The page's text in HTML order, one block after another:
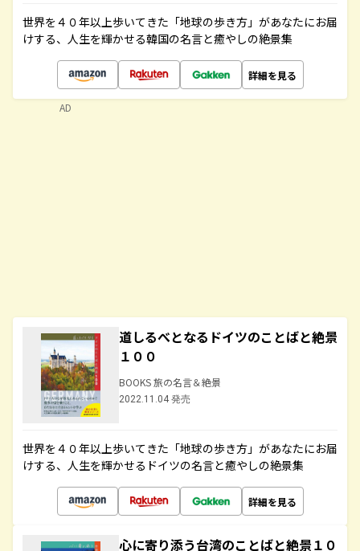
世界を４０年以上歩いてきた「地球の歩き方」があなたにお届
けする、人生を輝かせる韓国の名言と癒やしの絶景集
詳細を見る
道しるべとなるドイツのことばと絶景
１００
BOOKS 旅の名言＆絶景
2022.11.04 発売
世界を４０年以上歩いてきた「地球の歩き方」があなたにお届
けする、人生を輝かせるドイツの名言と癒やしの絶景集
詳細を見る
心に寄り添う台湾のことばと絶景１０
AD